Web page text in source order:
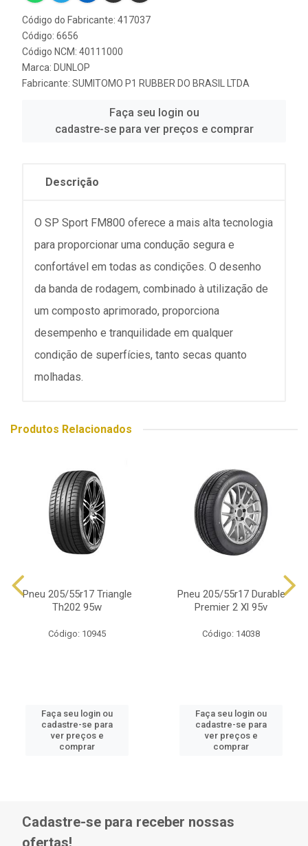
Código do Fabricante: 417037
Código: 6656
Código NCM: 40111000
Marca: DUNLOP
Fabricante: SUMITOMO P1 RUBBER DO BRASIL LTDA
Faça seu login ou
cadastre-se para ver preços e comprar
Descrição
O SP Sport FM800 oferece a mais alta tecnologia
para proporcionar uma condução segura e
confortável em todas as condições. O desenho
da banda de rodagem, combinado à utilização de
um composto aprimorado, proporciona
desempenho e tranquilidade em qualquer
condição de superfícies, tanto secas quanto
molhadas.
Produtos Relacionados
Pneu 205/55r17 Triangle
Th202 95w
Código: 10945
Faça seu login ou
cadastre-se para
ver preços e
comprar
Pneu 205/55r17 Durable
Premier 2 Xl 95v
Código: 14038
Faça seu login ou
cadastre-se para
ver preços e
comprar
Cadastre-se para receber nossas